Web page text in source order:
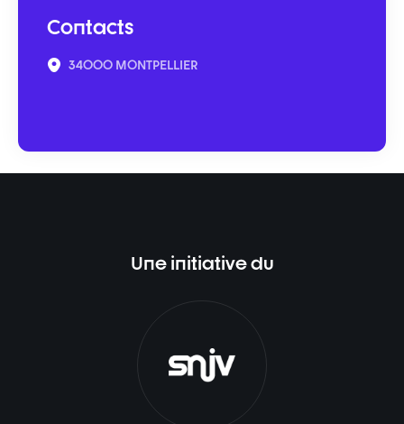
Contacts
34000 MONTPELLIER
Une initiative du